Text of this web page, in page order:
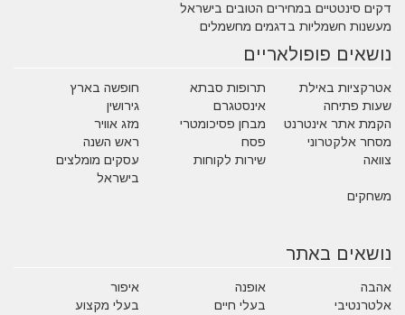
דקים סינטטיים במחירים הטובים בישראל
מעשנות חשמליות בדגמים מחשמלים
נושאים פופולאריים
אטרקציות באילת תרופות סבתא
חופשה בארץ
שעות פתיחה
אינסטגרם
גירושין
הקמת אתר אינטרנט
מבחן פסיכומטרי
מזג אוויר
מסחר אלקטרוני
פסח
ראש השנה
צוואה
שירות לקוחות
עסקים מומלצים
בישראל
משחקים
נושאים באתר
אהבה אופנה
איפור
אלטרנטיבי
בעלי חיים בעלי מקצוע